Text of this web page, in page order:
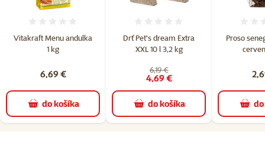
Vitakraft Menu andulka
1 kg
6,69 €
do košíka
Drť Pet's dream Extra
XXL 10 l 3,2 kg
6,19 €
4,69 €
do košíka
Proso